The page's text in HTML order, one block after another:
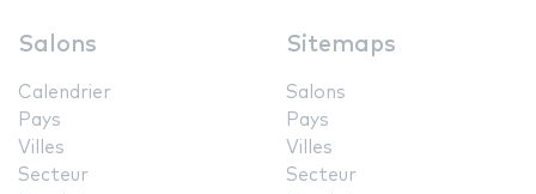
Salons
Calendrier
Pays
Villes
Secteur
Sitemaps
Salons
Pays
Villes
Secteur